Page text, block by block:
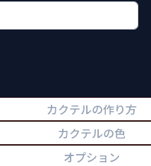
カクテルの作り方
カクテルの色
オプション